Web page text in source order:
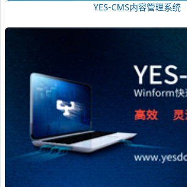
YES-CMS内容管理系统